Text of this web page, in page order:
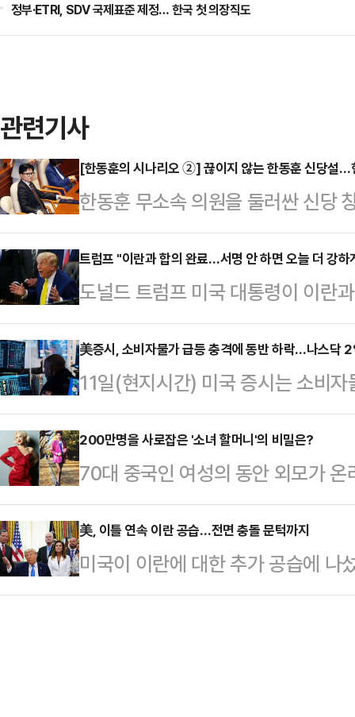
정부·ETRI, SDV 국제표준 제정… 한국 첫 의장직도
관련기사
[한동훈의 시나리오 ②] 끊이지 않는 한동훈 신당설…
한동훈 무소속 의원을 둘러싼 신당
부산 북갑 보궐선거에서 당선되며
체급이 커졌지만, 국민의힘 복당 문
서, 독자 노선 가능성이 함께 제기
훈)계, 정치평론가들의 분석을 종
선택지라기보다 복당 교착 상황에
이 우세하다.한 의원은 지난 지방선
시 부산 북갑 보선에서…
트럼프 "이란과 합의 완료…서명 안 하면 오늘 더 강하
도널드 트럼프 미국 대통령이 이란
었다고 밝히면서도 추가 군사행동
다.AP통신에 따르면 트럼프 대통
만나 이란과의 협상과 관련해 "합
면 끝난다"고 말했다. 그는 양측이
이뤘지만 이란이 최종 결정을 미루
박 수위는 낮추지 않았다. 트럼프
했다"며 "오늘은 더 강하…
美증시, 소비자물가 급등 충격에 동반 하락…나스닥
11일(현지시간) 미국 증시는 소비
다.AP통신에 따르면 뉴욕증권거래
스지수는 이날 전 거래일보다
마감했다. 대형주 위주의
7267.08를 기록했고, 기술주 중
(1.98%) 내린 2만 5169.50에 거
연간 CPI 상승률은 4.2%를 기록
200만명을 사로잡은 '소녀 할머니'의 비밀은?
70대 중국인 여성의 동안 외모가
홍콩 사우스차이나모닝포스트
델 잉쯔(74)를 소개했다.중국 상하
(SNS) 팔로워 약 200만명을 보유
리에서 춤을 추거나 다양한 포즈를
美, 이틀 연속 이란 공습…전면 충돌 문턱까지
미국이 이란에 대한 추가 공습에
을 매우 강하게 공격할 것"이라고